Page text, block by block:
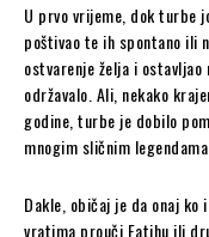
U prvo vrijeme, dok turbe
poštivao te ih spontano ili
ostvarenje želja i
održavalo. Ali, nekako
godine, turbe je dobilo
mnogim sličnim
Dakle, običaj je da onaj
vratima prouči Fatihu ili